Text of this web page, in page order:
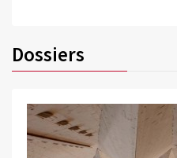
Dossiers